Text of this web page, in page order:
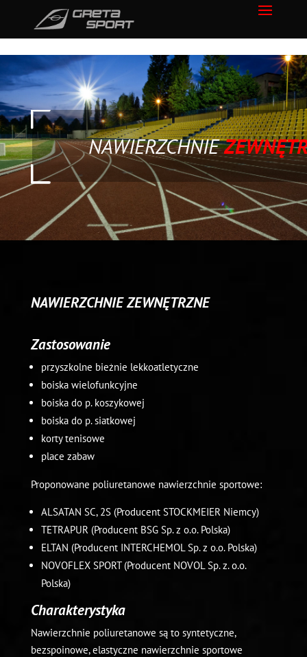
NAWIERZCHNIE
NAWIERZCHNIE ZEWNĘTRZNE
Zastosowanie
przyszkolne bieżnie lekkoatletyczne
boiska wielofunkcyjne
boiska do p. koszykowej
boiska do p. siatkowej
korty tenisowe
place zabaw
Proponowane poliuretanowe nawierzchnie sportowe:
ALSATAN SC, 2S (Producent STOCKMEIER Niemcy)
TETRAPUR (Producent BSG Sp. z o.o. Polska)
ELTAN (Producent INTERCHEMOL Sp. z o.o. Polska)
NOVOFLEX SPORT (Producent NOVOL Sp. z. o.o.
Polska)
Charakterystyka
Nawierzchnie poliuretanowe są to syntetyczne,
bezspoinowe, elastyczne nawierzchnie sportowe